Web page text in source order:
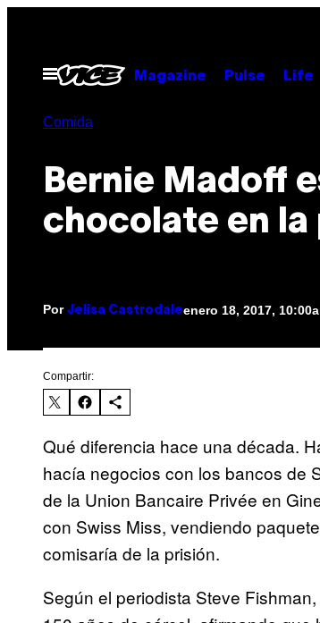
contenido
Abrir
Menú
Magazine Pulse Life
Comida
Bernie Madoff
chocolate en la
Por Jelisa Castrodaleenero 18, 2017,
Compartir:
Qué diferencia hace una década.
hacía negocios con los bancos de
de la Union Bancaire Privée en
con Swiss Miss, vendiendo
comisaría de la prisión.
Según el periodista Steve